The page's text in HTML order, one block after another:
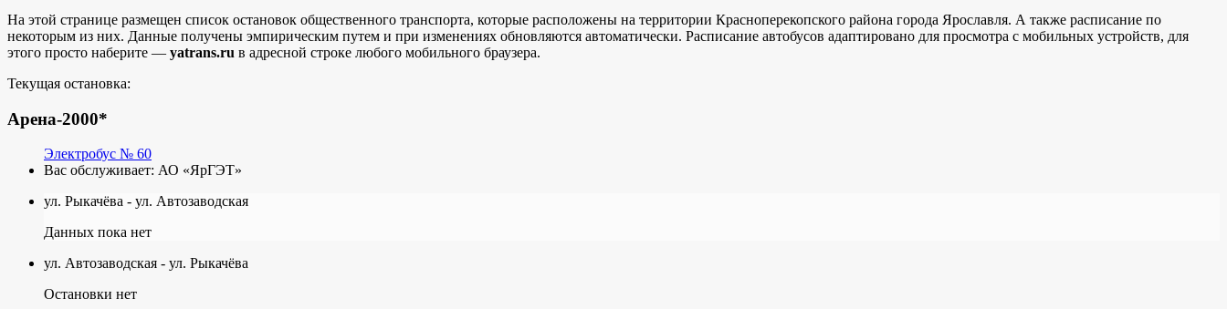
На этой странице размещен список остановок общественного транспорта, которые расположены на территории Красноперекопского района города Ярославля. А также расписание по
некоторым из них. Данные получены эмпирическим путем и при изменениях обновляются автоматически. Расписание автобусов адаптировано для просмотра с мобильных устройств, для
этого просто наберите — yatrans.ru в адресной строке любого мобильного браузера.
Текущая остановка:
Арена-2000*
Электробус № 60
Вас обслуживает: АО «ЯрГЭТ»
ул. Рыкачёва - ул. Автозаводская
Данных пока нет
ул. Автозаводская - ул. Рыкачёва
Остановки нет